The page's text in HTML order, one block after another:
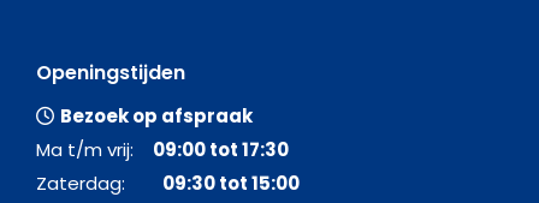
Openingstijden
Bezoek op afspraak
Ma t/m vrij: 09:00 tot 17:30
Zaterdag: 09:30 tot 15:00